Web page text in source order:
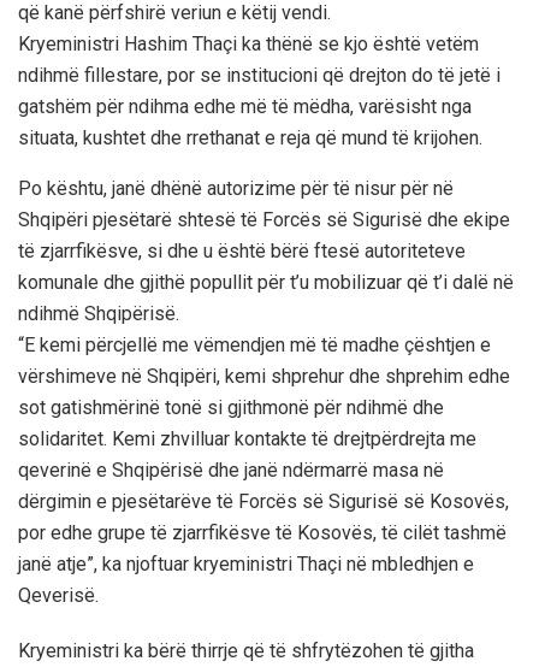
që kanë përfshirë veriun e këtij vendi.
Kryeministri Hashim Thaçi ka thënë se kjo është vetëm
ndihmë fillestare, por se institucioni që drejton do të jetë i
gatshëm për ndihma edhe më të mëdha, varësisht nga
situata, kushtet dhe rrethanat e reja që mund të krijohen.
Po kështu, janë dhënë autorizime për të nisur për në
Shqipëri pjesëtarë shtesë të Forcës së Sigurisë dhe ekipe
të zjarrfikësve, si dhe u është bërë ftesë autoriteteve
komunale dhe gjithë popullit për t’u mobilizuar që t’i dalë në
ndihmë Shqipërisë.
“E kemi përcjellë me vëmendjen më të madhe çështjen e
vërshimeve në Shqipëri, kemi shprehur dhe shprehim edhe
sot gatishmërinë tonë si gjithmonë për ndihmë dhe
solidaritet. Kemi zhvilluar kontakte të drejtpërdrejta me
qeverinë e Shqipërisë dhe janë ndërmarrë masa në
dërgimin e pjesëtarëve të Forcës së Sigurisë së Kosovës,
por edhe grupe të zjarrfikësve të Kosovës, të cilët tashmë
janë atje”, ka njoftuar kryeministri Thaçi në mbledhjen e
Qeverisë.
Kryeministri ka bërë thirrje që të shfrytëzohen të gjitha